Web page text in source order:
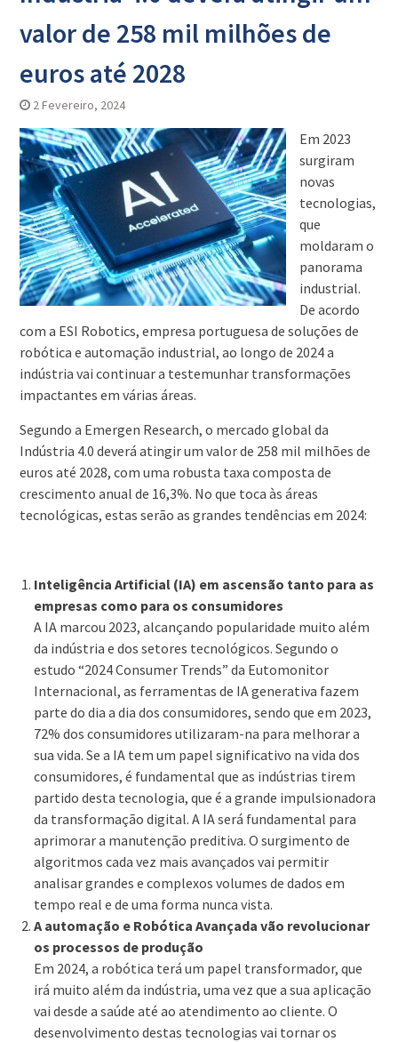
valor de 258 mil milhões de
euros até 2028
2 Fevereiro, 2024
Em 2023
surgiram
novas
tecnologias,
que
moldaram o
panorama
industrial.
De acordo
com a ESI Robotics, empresa portuguesa de soluções de
robótica e automação industrial, ao longo de 2024 a
indústria vai continuar a testemunhar transformações
impactantes em várias áreas.
Segundo a Emergen Research, o mercado global da
Indústria 4.0 deverá atingir um valor de 258 mil milhões de
euros até 2028, com uma robusta taxa composta de
crescimento anual de 16,3%. No que toca às áreas
tecnológicas, estas serão as grandes tendências em 2024:
Inteligência Artificial (IA) em ascensão tanto para as
empresas como para os consumidores
A IA marcou 2023, alcançando popularidade muito além
da indústria e dos setores tecnológicos. Segundo o
estudo “2024 Consumer Trends” da Eutomonitor
Internacional, as ferramentas de IA generativa fazem
parte do dia a dia dos consumidores, sendo que em 2023,
72% dos consumidores utilizaram-na para melhorar a
sua vida. Se a IA tem um papel significativo na vida dos
consumidores, é fundamental que as indústrias tirem
partido desta tecnologia, que é a grande impulsionadora
da transformação digital. A IA será fundamental para
aprimorar a manutenção preditiva. O surgimento de
algoritmos cada vez mais avançados vai permitir
analisar grandes e complexos volumes de dados em
tempo real e de uma forma nunca vista.
A automação e Robótica Avançada vão revolucionar
os processos de produção
Em 2024, a robótica terá um papel transformador, que
irá muito além da indústria, uma vez que a sua aplicação
vai desde a saúde até ao atendimento ao cliente. O
desenvolvimento destas tecnologias vai tornar os